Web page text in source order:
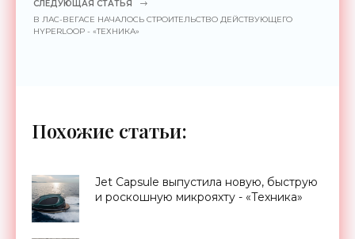
СЛЕДУЮЩАЯ СТАТЬЯ
В ЛАС-ВЕГАСЕ НАЧАЛОСЬ СТРОИТЕЛЬСТВО ДЕЙСТВУЮЩЕГО
HYPERLOOP - «ТЕХНИКА»
Похожие статьи:
Jet Capsule выпустила новую, быструю
и роскошную микрояхту - «Техника»